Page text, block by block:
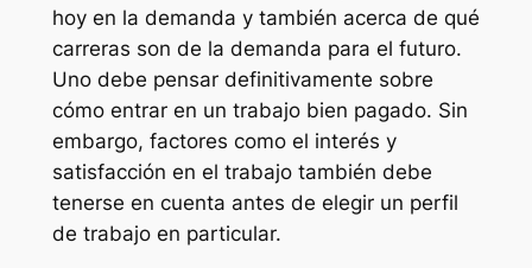
hoy en la demanda y también acerca de qué
carreras son de la demanda para el futuro.
Uno debe pensar definitivamente sobre
cómo entrar en un trabajo bien pagado. Sin
embargo, factores como el interés y
satisfacción en el trabajo también debe
tenerse en cuenta antes de elegir un perfil
de trabajo en particular.